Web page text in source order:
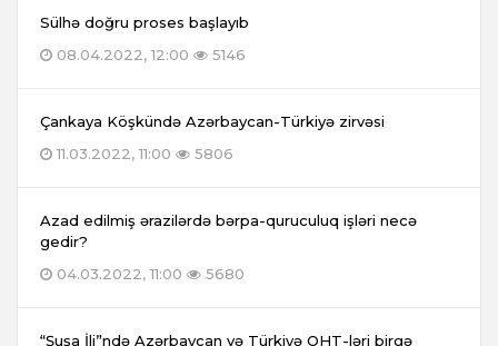
Sülhə doğru proses başlayıb
08.04.2022, 12:00
5146
Çankaya Köşkündə Azərbaycan-Türkiyə zirvəsi
11.03.2022, 11:00
5806
Azad edilmiş ərazilərdə bərpa-quruculuq işləri necə
gedir?
04.03.2022, 11:00
5680
“Şuşa İli”ndə Azərbaycan və Türkiyə QHT-ləri birgə